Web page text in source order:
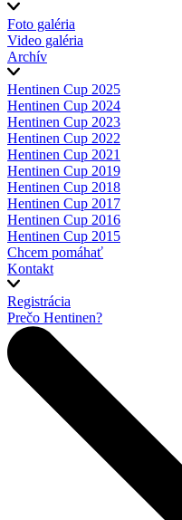
Foto galéria
Video galéria
Archív
Hentinen Cup 2025
Hentinen Cup 2024
Hentinen Cup 2023
Hentinen Cup 2022
Hentinen Cup 2021
Hentinen Cup 2019
Hentinen Cup 2018
Hentinen Cup 2017
Hentinen Cup 2016
Hentinen Cup 2015
Chcem pomáhať
Kontakt
Registrácia
Prečo Hentinen?